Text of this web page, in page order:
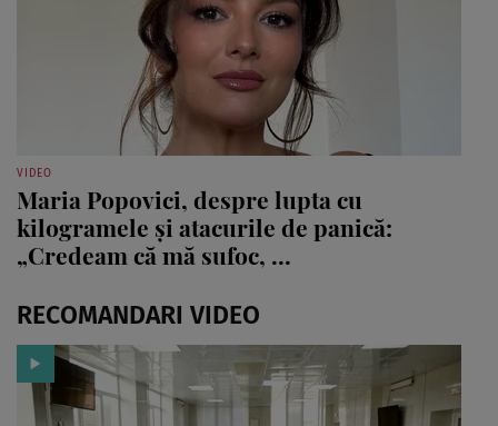
VIDEO
Maria Popovici, despre lupta cu
kilogramele și atacurile de panică:
„Credeam că mă sufoc, ...
RECOMANDARI VIDEO